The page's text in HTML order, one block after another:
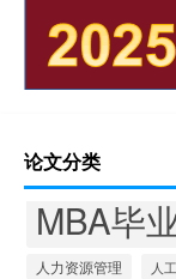
论文分类
MBA毕
人力资源管理
人